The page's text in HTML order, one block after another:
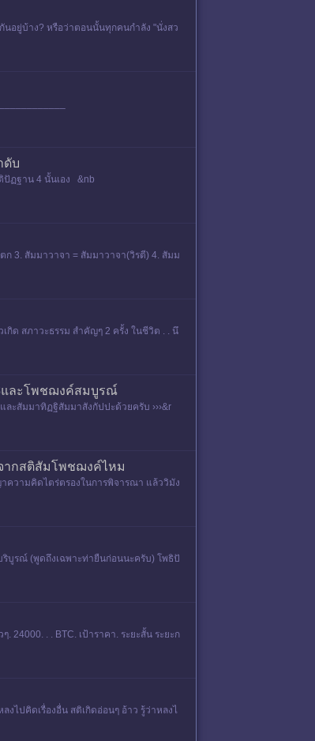
นอยู่บ้าง? หรือว่าตอนนั้นทุกคนกำลัง "นั่งสว
ดับ
ปัฏฐาน 4 นั้นเอง &nb
3. สัมมาวาจา = สัมมาวาจา(วิรตี) 4. สัมม
ด สภาวะธรรม สำคัญๆ 2 ครั้ง ในชีวิต . . นึ
และโพชฌงค์สมบูรณ์
ะสัมมาทิฏฐิสัมมาสังกัปปะด้วยครับ ›››&r
ากสติสัมโพชฌงค์ไหม
ความคิดไตร่ตรองในการพิจารณา แล้ววิมัง
บูรณ์ (พูดถึงเฉพาะท่ายืนก่อนนะครับ) โพธิปั
24000. . . BTC. เป้าราคา. ระยะสั้น ระยะก
ไปคิดเรื่องอื่น สติเกิดอ่อนๆ อ้าว รู้ว่าหลงไ